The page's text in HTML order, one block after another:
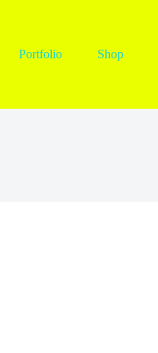
Portfolio Shop